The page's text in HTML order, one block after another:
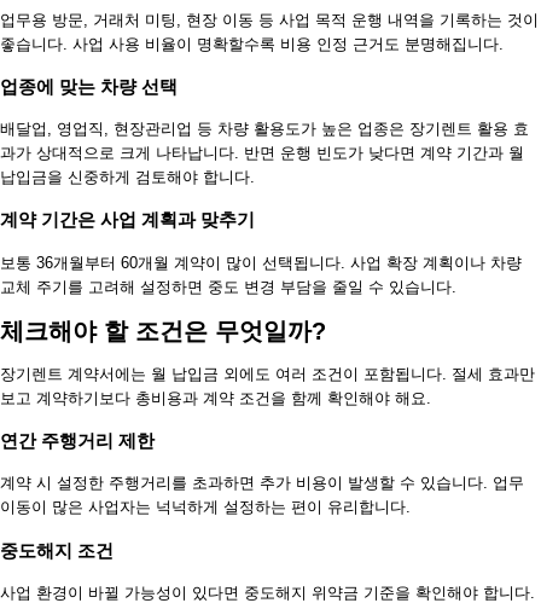
업무용 방문, 거래처 미팅, 현장 이동 등 사업 목적 운행 내역을 기록하는 것이
좋습니다. 사업 사용 비율이 명확할수록 비용 인정 근거도 분명해집니다.
업종에 맞는 차량 선택
배달업, 영업직, 현장관리업 등 차량 활용도가 높은 업종은 장기렌트 활용 효
과가 상대적으로 크게 나타납니다. 반면 운행 빈도가 낮다면 계약 기간과 월
납입금을 신중하게 검토해야 합니다.
계약 기간은 사업 계획과 맞추기
보통 36개월부터 60개월 계약이 많이 선택됩니다. 사업 확장 계획이나 차량
교체 주기를 고려해 설정하면 중도 변경 부담을 줄일 수 있습니다.
체크해야 할 조건은 무엇일까?
장기렌트 계약서에는 월 납입금 외에도 여러 조건이 포함됩니다. 절세 효과만
보고 계약하기보다 총비용과 계약 조건을 함께 확인해야 해요.
연간 주행거리 제한
계약 시 설정한 주행거리를 초과하면 추가 비용이 발생할 수 있습니다. 업무
이동이 많은 사업자는 넉넉하게 설정하는 편이 유리합니다.
중도해지 조건
사업 환경이 바뀔 가능성이 있다면 중도해지 위약금 기준을 확인해야 합니다.